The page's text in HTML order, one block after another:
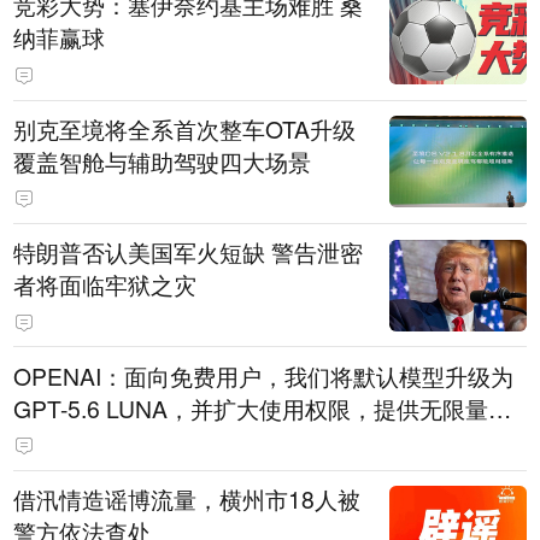
纳菲赢球
别克至境将全系首次整车OTA升级
覆盖智舱与辅助驾驶四大场景
特朗普否认美国军火短缺 警告泄密
者将面临牢狱之灾
OPENAI：面向免费用户，我们将默认模型升级为
GPT-5.6 LUNA，并扩大使用权限，提供无限量文
本聊天服务。
借汛情造谣博流量，横州市18人被
警方依法查处